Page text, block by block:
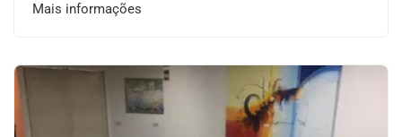
Mais informações